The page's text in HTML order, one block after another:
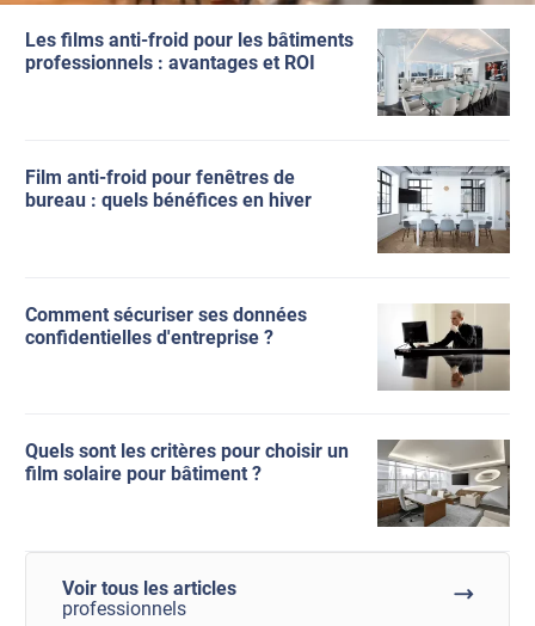
Les films anti-froid pour les bâtiments
professionnels : avantages et ROI
Film anti-froid pour fenêtres de
bureau : quels bénéfices en hiver
Comment sécuriser ses données
confidentielles d'entreprise ?
Quels sont les critères pour choisir un
film solaire pour bâtiment ?
Voir tous les articles
professionnels